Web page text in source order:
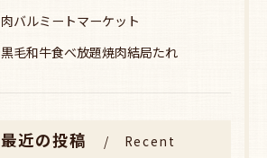
肉バルミートマーケット
黒毛和牛食べ放題焼肉結局たれ
最近の投稿
Recent